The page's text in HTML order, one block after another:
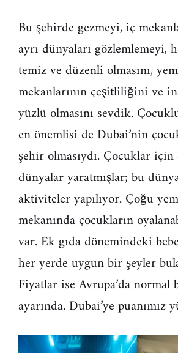
Bu şehirde gezmeyi, iç
ayrı dünyaları gözlemlemeyi,
temiz ve düzenli olmasını,
mekanlarının çeşitliliğini ve
yüzlü olmasını sevdik.
en önemlisi de Dubai’nin
şehir olmasıydı. Çocuklar için
dünyalar yaratmışlar; bu
aktiviteler yapılıyor. Çoğu
mekanında çocukların
var. Ek gıda dönemindeki
her yerde uygun bir şeyler
Fiyatlar ise Avrupa’da
ayarında. Dubai’ye puanımız